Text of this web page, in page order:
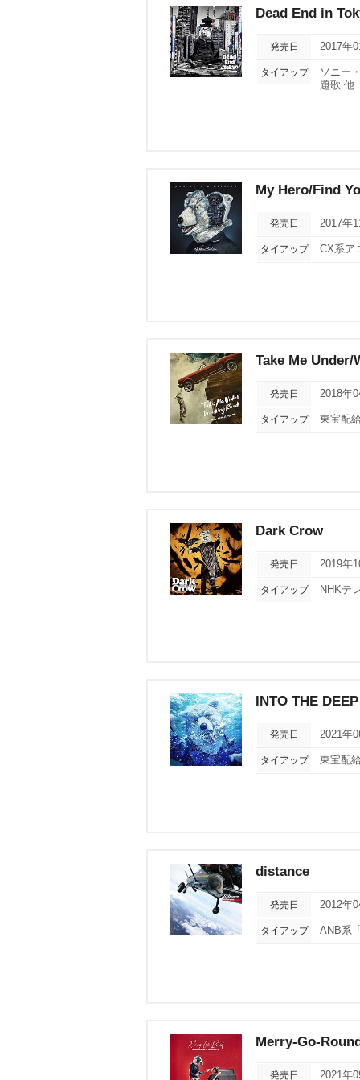
Dead End in
発売日 2017年
タイアップ
ソニー
題歌 他
My Hero/Find
発売日 2017年
タイアップ CX系ア
Take Me
発売日 2018年
タイアップ 東宝配
Dark Crow
発売日 2019年
タイアップ NHKテ
INTO THE DEEP
発売日 2021年
タイアップ 東宝配
distance
発売日 2012年
タイアップ ANB系
Merry-Go-
発売日 2021年